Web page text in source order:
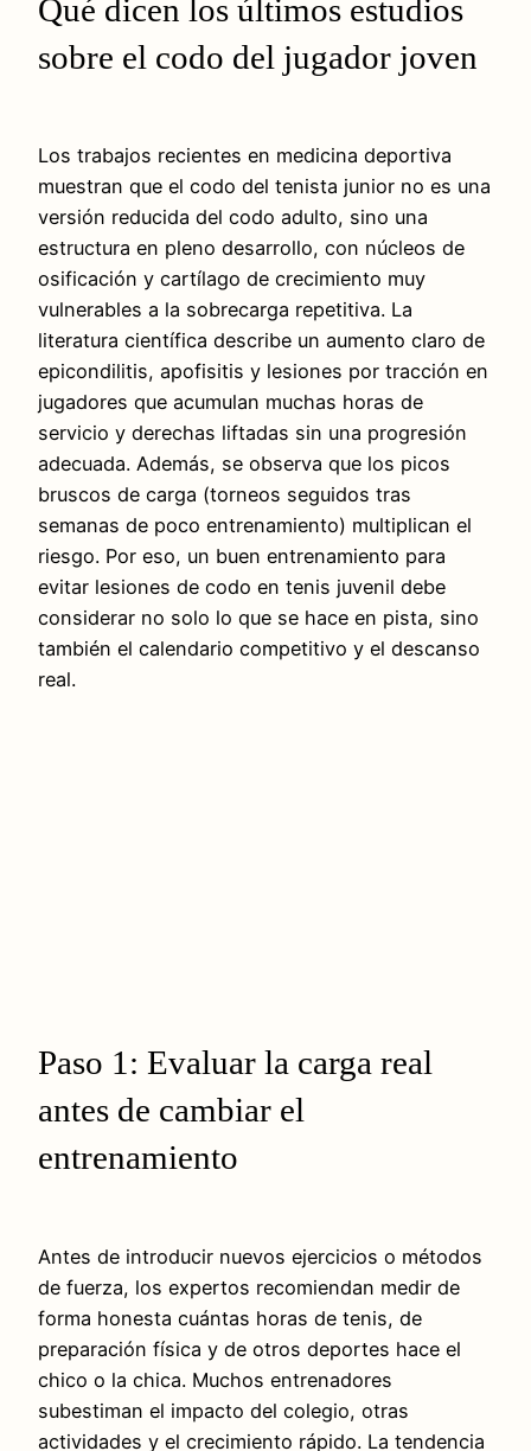
Qué dicen los últimos estudios
sobre el codo del jugador joven
Los trabajos recientes en medicina deportiva
muestran que el codo del tenista junior no es una
versión reducida del codo adulto, sino una
estructura en pleno desarrollo, con núcleos de
osificación y cartílago de crecimiento muy
vulnerables a la sobrecarga repetitiva. La
literatura científica describe un aumento claro de
epicondilitis, apofisitis y lesiones por tracción en
jugadores que acumulan muchas horas de
servicio y derechas liftadas sin una progresión
adecuada. Además, se observa que los picos
bruscos de carga (torneos seguidos tras
semanas de poco entrenamiento) multiplican el
riesgo. Por eso, un buen entrenamiento para
evitar lesiones de codo en tenis juvenil debe
considerar no solo lo que se hace en pista, sino
también el calendario competitivo y el descanso
real.
Paso 1: Evaluar la carga real
antes de cambiar el
entrenamiento
Antes de introducir nuevos ejercicios o métodos
de fuerza, los expertos recomiendan medir de
forma honesta cuántas horas de tenis, de
preparación física y de otros deportes hace el
chico o la chica. Muchos entrenadores
subestiman el impacto del colegio, otras
actividades y el crecimiento rápido. La tendencia